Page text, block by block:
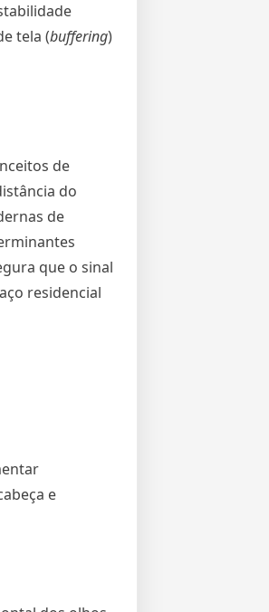
tela (buffering)
de
do
de
que o sinal
residencial
e